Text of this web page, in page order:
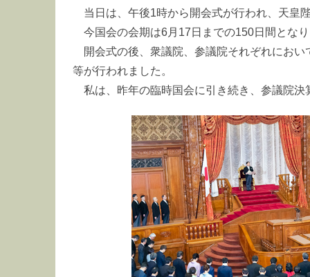
当日は、午後1時から開会式が行われ、天皇
今国会の会期は6月17日までの150日間とな
開会式の後、衆議院、参議院それぞれにお
等が行われました。
私は、昨年の臨時国会に引き続き、参議院